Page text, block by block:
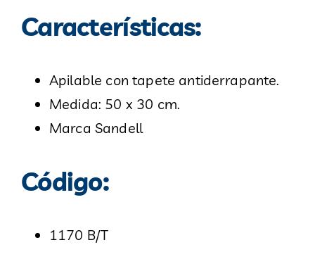
Características:
Apilable con tapete antiderrapante.
Medida: 50 x 30 cm.
Marca Sandell
Código:
1170 B/T